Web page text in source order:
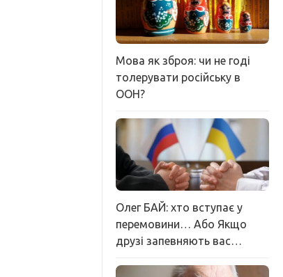
Мова як зброя: чи не годі
толерувати російську в
ООН?
Олег БАЙ: хто вступає у
перемовини… Або Якщо
друзі запевняють вас…